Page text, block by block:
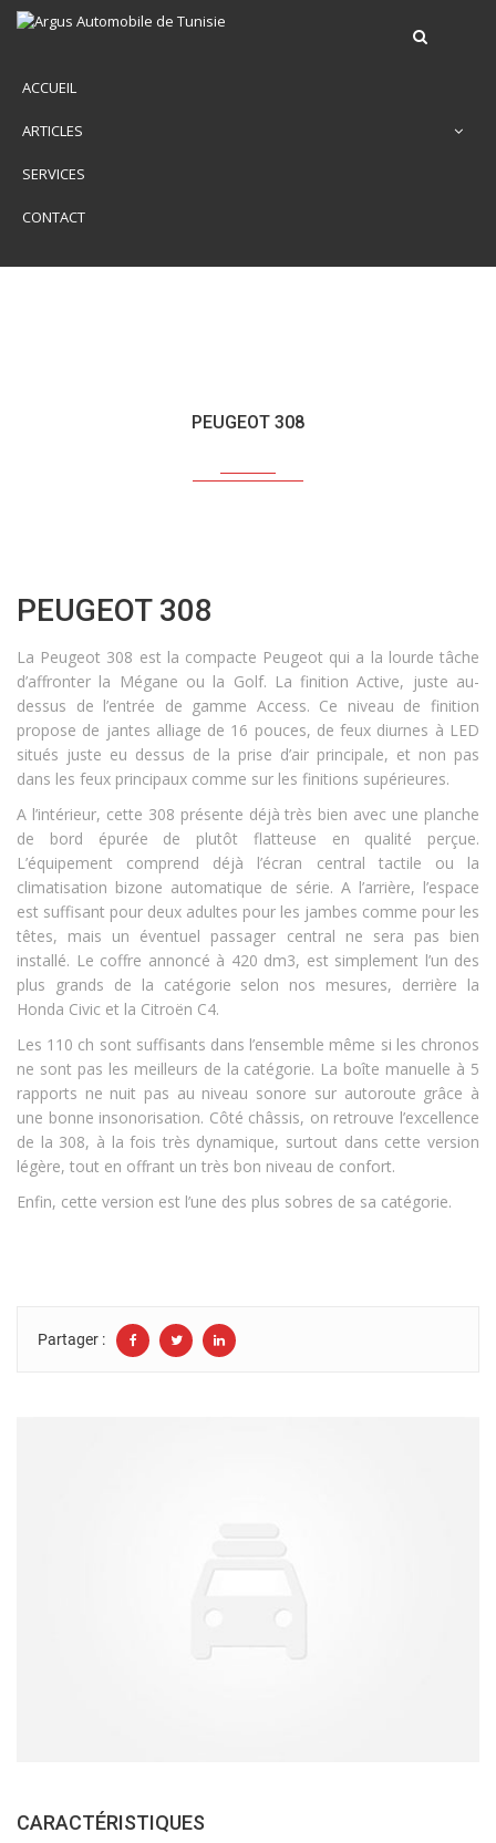
ACCUEIL
ARTICLES
SERVICES
CONTACT
PEUGEOT 308
PEUGEOT 308
La Peugeot 308 est la compacte Peugeot qui a la lourde tâche
d’affronter la Mégane ou la Golf. La finition Active, juste au-
dessus de l’entrée de gamme Access. Ce niveau de finition
propose de jantes alliage de 16 pouces, de feux diurnes à LED
situés juste eu dessus de la prise d’air principale, et non pas
dans les feux principaux comme sur les finitions supérieures.
A l’intérieur, cette 308 présente déjà très bien avec une planche
de bord épurée de plutôt flatteuse en qualité perçue.
L’équipement comprend déjà l’écran central tactile ou la
climatisation bizone automatique de série. A l’arrière, l’espace
est suffisant pour deux adultes pour les jambes comme pour les
têtes, mais un éventuel passager central ne sera pas bien
installé. Le coffre annoncé à 420 dm3, est simplement l’un des
plus grands de la catégorie selon nos mesures, derrière la
Honda Civic et la Citroën C4.
Les 110 ch sont suffisants dans l’ensemble même si les chronos
ne sont pas les meilleurs de la catégorie. La boîte manuelle à 5
rapports ne nuit pas au niveau sonore sur autoroute grâce à
une bonne insonorisation. Côté châssis, on retrouve l’excellence
de la 308, à la fois très dynamique, surtout dans cette version
légère, tout en offrant un très bon niveau de confort.
Enfin, cette version est l’une des plus sobres de sa catégorie.
Partager :
CARACTÉRISTIQUES